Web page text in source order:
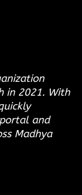
in 2021. With
and
Madhya